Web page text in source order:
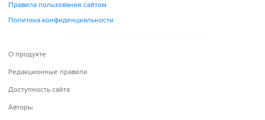
Правила пользования сайтом
Политика конфиденциальности
О продукте
Редакционные правила
Доступность сайта
Авторы